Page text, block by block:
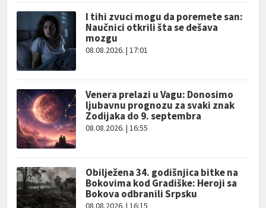
I tihi zvuci mogu da poremete san:
Naučnici otkrili šta se dešava
mozgu
08.08.2026. | 17:01
Venera prelazi u Vagu: Donosimo
ljubavnu prognozu za svaki znak
Zodijaka do 9. septembra
08.08.2026. | 16:55
Obilježena 34. godišnjica bitke na
Bokovima kod Gradiške: Heroji sa
Bokova odbranili Srpsku
08.08.2026. | 16:15